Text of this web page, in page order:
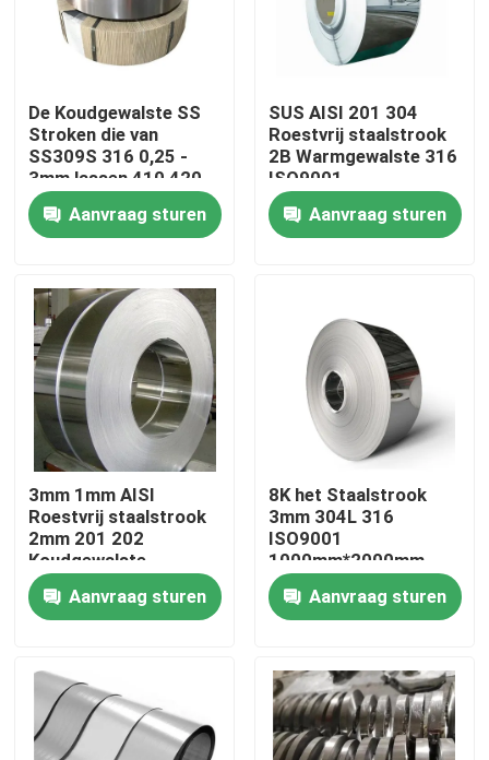
Huis
Producten
Fabrieksreis
Kwaliteitscontrole
Contacteer ons
Verzoek om een Citaat
De Rol van het Tiscoroestvrije staal
de plaat van het roestvrij staalmetaal
Het Blad van de Koolstofstaalplaat
De Koudgewalste SS
Stroken die van
SS309S 316 0,25 -
3mm lassen 410 420
304 304L
Aanvraag sturen
SUS AISI 201 304
Roestvrij staalstrook
2B Warmgewalste 316
ISO9001
1000mm*2000mm
Aanvraag sturen
3mm 1mm AISI
Roestvrij staalstrook
2mm 201 202
Koudgewalste
ISO9001
Aanvraag sturen
8K het Staalstrook
3mm 304L 316
ISO9001
1000mm*2000mm
Bedelaars tweede van
de HL Roestvrije Lente
Aanvraag sturen